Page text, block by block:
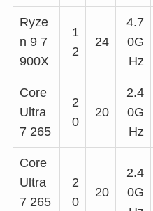
Ryze
n 9 7
900X
1
2
24
4.7
0G
Hz
Core
Ultra
7 265
2
0
20
2.4
0G
Hz
Core
Ultra
7 265
2
0
20
2.4
0G